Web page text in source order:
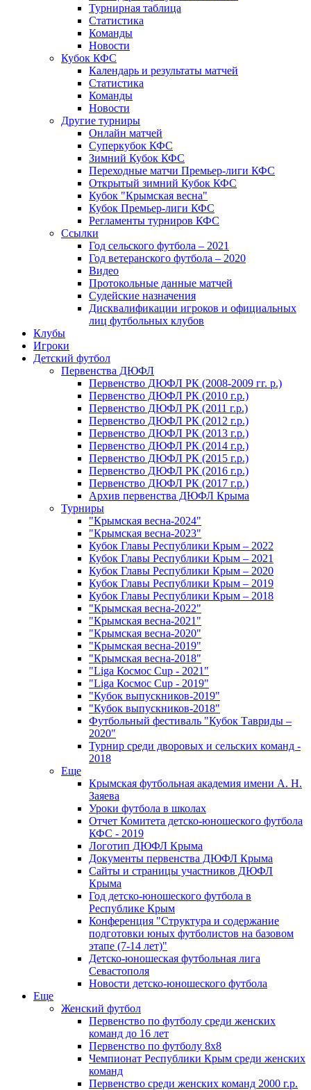
Турнирная таблица
Статистика
Команды
Новости
Кубок КФС
Календарь и результаты матчей
Статистика
Команды
Новости
Другие турниры
Онлайн матчей
Суперкубок КФС
Зимний Кубок КФС
Переходные матчи Премьер-лиги КФС
Открытый зимний Кубок КФС
Кубок "Крымская весна"
Кубок Премьер-лиги КФС
Регламенты турниров КФС
Ссылки
Год сельского футбола – 2021
Год ветеранского футбола – 2020
Видео
Протокольные данные матчей
Судейские назначения
Дисквалификации игроков и официальных
лиц футбольных клубов
Клубы
Игроки
Детский футбол
Первенства ДЮФЛ
Первенство ДЮФЛ РК (2008-2009 гг. р.)
Первенство ДЮФЛ РК (2010 г.р.)
Первенство ДЮФЛ РК (2011 г.р.)
Первенство ДЮФЛ РК (2012 г.р.)
Первенство ДЮФЛ РК (2013 г.р.)
Первенство ДЮФЛ РК (2014 г.р.)
Первенство ДЮФЛ РК (2015 г.р.)
Первенство ДЮФЛ РК (2016 г.р.)
Первенство ДЮФЛ РК (2017 г.р.)
Архив первенства ДЮФЛ Крыма
Турниры
"Крымская весна-2024"
"Крымская весна-2023"
Кубок Главы Республики Крым – 2022
Кубок Главы Республики Крым – 2021
Кубок Главы Республики Крым – 2020
Кубок Главы Республики Крым – 2019
Кубок Главы Республики Крым – 2018
"Крымская весна-2022"
"Крымская весна-2021"
"Крымская весна-2020"
"Крымская весна-2019"
"Крымская весна-2018"
"Liga Космос Cup - 2021"
"Liga Космос Cup - 2019"
"Кубок выпускников-2019"
"Кубок выпускников-2018"
Футбольный фестиваль "Кубок Тавриды –
2020"
Турнир среди дворовых и сельских команд -
2018
Еще
Крымская футбольная академия имени А. Н.
Заяева
Уроки футбола в школах
Отчет Комитета детско-юношеского футбола
КФС - 2019
Логотип ДЮФЛ Крыма
Документы первенства ДЮФЛ Крыма
Сайты и страницы участников ДЮФЛ
Крыма
Год детско-юношеского футбола в
Республике Крым
Конференция "Структура и содержание
подготовки юных футболистов на базовом
этапе (7-14 лет)"
Детско-юношеская футбольная лига
Севастополя
Новости детско-юношеского футбола
Еще
Женский футбол
Первенство по футболу среди женских
команд до 16 лет
Первенство по футболу 8х8
Чемпионат Республики Крым среди женских
команд
Первенство среди женских команд 2000 г.р.